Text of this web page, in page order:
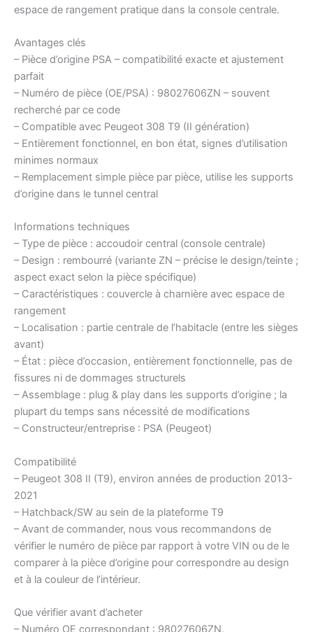
espace de rangement pratique dans la console centrale.
Avantages clés
– Pièce d’origine PSA – compatibilité exacte et ajustement
parfait
– Numéro de pièce (OE/PSA) : 98027606ZN – souvent
recherché par ce code
– Compatible avec Peugeot 308 T9 (II génération)
– Entièrement fonctionnel, en bon état, signes d’utilisation
minimes normaux
– Remplacement simple pièce par pièce, utilise les supports
d’origine dans le tunnel central
Informations techniques
– Type de pièce : accoudoir central (console centrale)
– Design : rembourré (variante ZN – précise le design/teinte ;
aspect exact selon la pièce spécifique)
– Caractéristiques : couvercle à charnière avec espace de
rangement
– Localisation : partie centrale de l’habitacle (entre les sièges
avant)
– État : pièce d’occasion, entièrement fonctionnelle, pas de
fissures ni de dommages structurels
– Assemblage : plug & play dans les supports d’origine ; la
plupart du temps sans nécessité de modifications
– Constructeur/entreprise : PSA (Peugeot)
Compatibilité
– Peugeot 308 II (T9), environ années de production 2013-
2021
– Hatchback/SW au sein de la plateforme T9
– Avant de commander, nous vous recommandons de
vérifier le numéro de pièce par rapport à votre VIN ou de le
comparer à la pièce d’origine pour correspondre au design
et à la couleur de l’intérieur.
Que vérifier avant d’acheter
– Numéro OE correspondant : 98027606ZN.